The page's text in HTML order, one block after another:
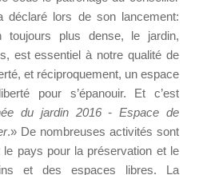
déclaré lors de son lancement:
toujours plus dense, le jardin,
est essentiel à notre qualité de
et réciproquement, un espace
pour s’épanouir. Et c’est
du jardin 2016 - Espace de
.» De nombreuses activités sont
pays pour la préservation et le
et des espaces libres. La